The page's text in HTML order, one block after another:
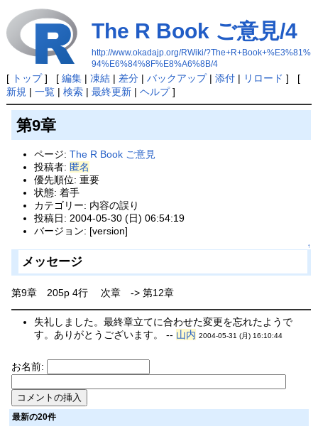
The R Book ご意見/4
http://www.okadajp.org/RWiki/?The+R+Book+%E3%81%
94%E6%84%8F%E8%A6%8B/4
[ トップ] [ 編集| 凍結| 差分| バックアップ| 添付| リロード ] [
新規 | 一覧| 検索| 最終更新| ヘルプ]
第9章
ページ:The R Book ご意見
投稿者: 匿名
優先順位: 重要
状態: 着手
カテゴリー: 内容の誤り
投稿日: 2004-05-30 (日) 06:54:19
バージョン: [version]
↑
メッセージ
第9章 205p 4行 次章 -> 第12章
失礼しました。最終章立てに合わせた変更を忘れたようで
す。ありがとうございます。 -- 山内 2004-05-31 (月) 16:10:44
お名前:
最新の20件